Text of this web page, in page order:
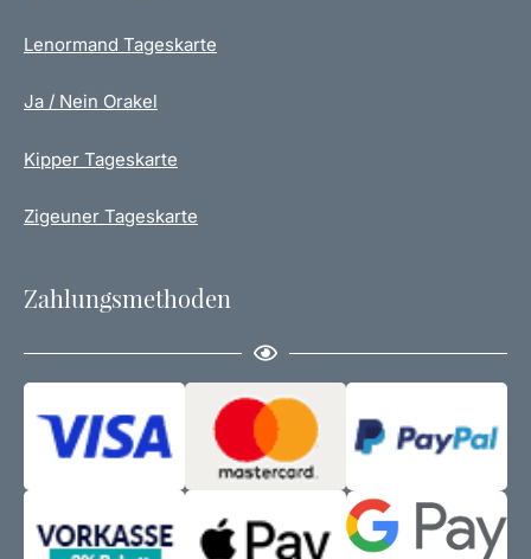
Lenormand Tageskarte
Ja / Nein Orakel
Kipper Tageskarte
Zigeuner Tageskarte
Zahlungsmethoden